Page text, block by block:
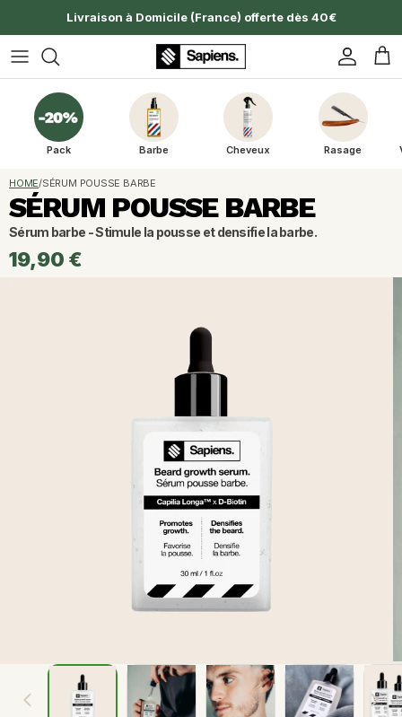
Compte
Pack Barbe Cheveux Rasage
HOME/SÉRUM POUSSE BARBE
SÉRUM POUSSE BARBE
Sérum barbe - Stimule la pousse et densifie la barbe.
19,90 €